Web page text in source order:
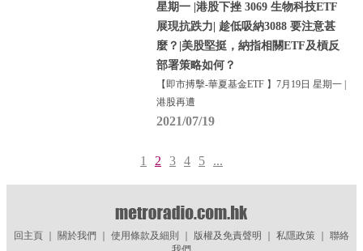
星期一 |港股下挫 3069 生物科技ETF
展現抗跌力| 趁低吸納3088 要注意甚
麼？|美股堅挺，納指相關ETF及槓反
部署策略如何？
【即市搏擊-華夏基金ETF 】7月19日 星期一 |
港股再遭
2021/07/19
1 2 3 4 5 ...
回主頁｜ 關於我們 使用條款及細則 版權及免責聲明 私隱政策｜ 聯絡